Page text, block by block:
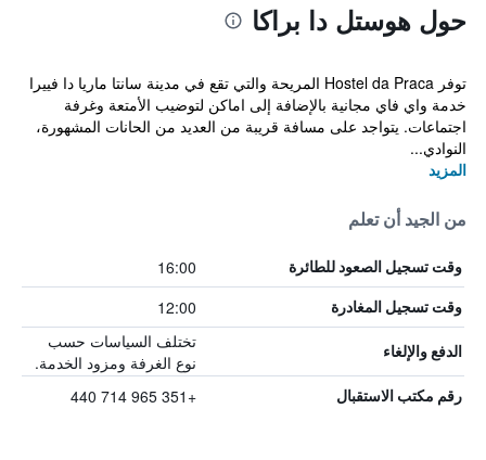
حول هوستل دا براكا
توفر Hostel da Praca المريحة والتي تقع في مدينة سانتا ماريا دا فييرا
خدمة واي فاي مجانية بالإضافة إلى اماكن لتوضيب الأمتعة وغرفة
اجتماعات. يتواجد على مسافة قريبة من العديد من الحانات المشهورة،
النوادي...
المزيد
من الجيد أن تعلم
وقت تسجيل الصعود للطائرة 16:00
وقت تسجيل المغادرة 12:00
الدفع والإلغاء
تختلف السياسات حسب
نوع الغرفة ومزود الخدمة.
رقم مكتب الاستقبال +351 965 714 440